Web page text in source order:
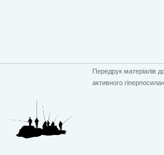
Передрук матеріалів
активного